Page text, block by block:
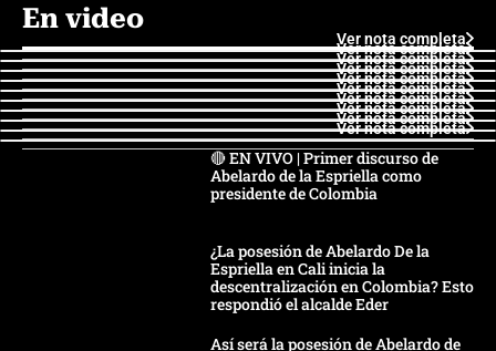
En video
Ver nota completa
Ver nota completa
Ver nota completa
Ver nota completa
Ver nota completa
Ver nota completa
Ver nota completa
Ver nota completa
Ver nota completa
Ver nota completa
🔴 EN VIVO | Primer discurso de
Abelardo de la Espriella como
presidente de Colombia
¿La posesión de Abelardo De la
Espriella en Cali inicia la
descentralización en Colombia? Esto
respondió el alcalde Eder
Así será la posesión de Abelardo de